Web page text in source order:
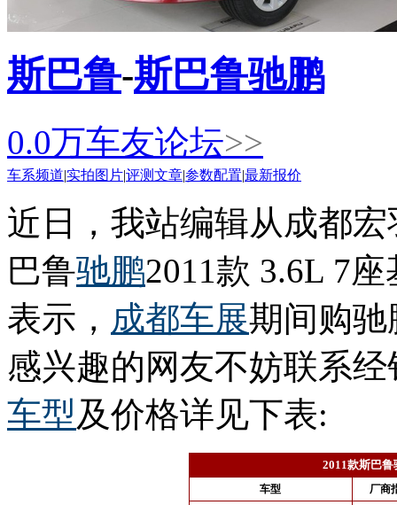
斯巴鲁-斯巴鲁驰鹏
0.0万车友论坛>>
车系频道|实拍图片|评测文章|参数配置|最新报价
近日，我站编辑从成都宏
巴鲁驰鹏2011款 3.6L 7
表示， 成都车展期间购
感兴趣的网友不妨联系
车型及价格详见下表:
2011款斯巴
车型
厂商